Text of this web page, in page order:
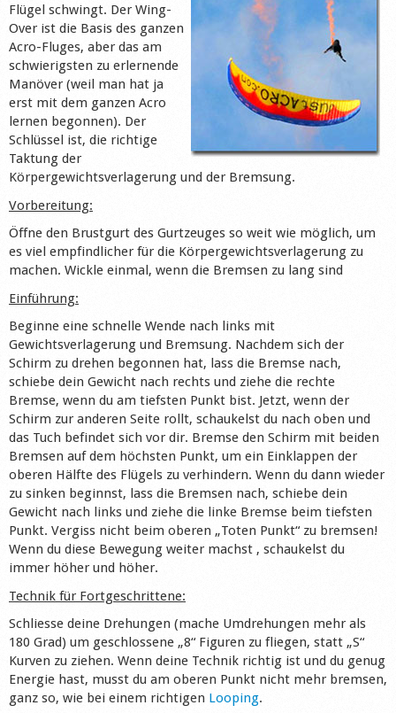
Gear
Market
Shop
Flügel schwingt. Der Wing-
Over ist die Basis des ganzen
Acro-Fluges, aber das am
schwierigsten zu erlernende
Manöver (weil man hat ja
erst mit dem ganzen Acro
lernen begonnen). Der
Schlüssel ist, die richtige
Taktung der
Körpergewichtsverlagerung und der Bremsung.
Vorbereitung:
Öffne den Brustgurt des Gurtzeuges so weit wie möglich, um
es viel empfindlicher für die Körpergewichtsverlagerung zu
machen. Wickle einmal, wenn die Bremsen zu lang sind
Einführung:
Beginne eine schnelle Wende nach links mit
Gewichtsverlagerung und Bremsung. Nachdem sich der
Schirm zu drehen begonnen hat, lass die Bremse nach,
schiebe dein Gewicht nach rechts und ziehe die rechte
Bremse, wenn du am tiefsten Punkt bist. Jetzt, wenn der
Schirm zur anderen Seite rollt, schaukelst du nach oben und
das Tuch befindet sich vor dir. Bremse den Schirm mit beiden
Bremsen auf dem höchsten Punkt, um ein Einklappen der
oberen Hälfte des Flügels zu verhindern. Wenn du dann wieder
zu sinken beginnst, lass die Bremsen nach, schiebe dein
Gewicht nach links und ziehe die linke Bremse beim tiefsten
Punkt. Vergiss nicht beim oberen „Toten Punkt“ zu bremsen!
Wenn du diese Bewegung weiter machst , schaukelst du
immer höher und höher.
Technik für Fortgeschrittene:
Schliesse deine Drehungen (mache Umdrehungen mehr als
180 Grad) um geschlossene „8“ Figuren zu fliegen, statt „S“
Kurven zu ziehen. Wenn deine Technik richtig ist und du genug
Energie hast, musst du am oberen Punkt nicht mehr bremsen,
ganz so, wie bei einem richtigen Looping.